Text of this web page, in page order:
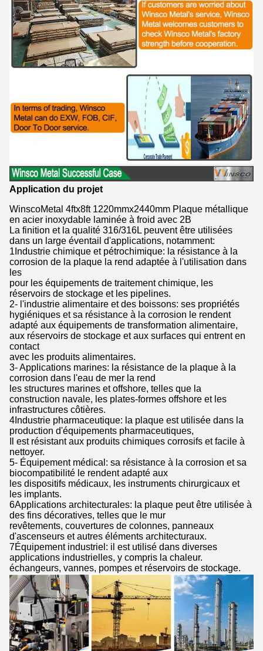
Application du projet
WinscoMetal 4ftx8ft 1220mmx2440mm Plaque métallique
en acier inoxydable laminée à froid avec 2B
La finition et la qualité 316/316L peuvent être utilisées
dans un large éventail d'applications, notamment:
1Industrie chimique et pétrochimique: la résistance à la
corrosion de la plaque la rend adaptée à l'utilisation dans
les
pour les équipements de traitement chimique, les
réservoirs de stockage et les pipelines.
2- l'industrie alimentaire et des boissons: ses propriétés
hygiéniques et sa résistance à la corrosion le rendent
adapté aux équipements de transformation alimentaire,
aux réservoirs de stockage et aux surfaces qui entrent en
contact
avec les produits alimentaires.
3- Applications marines: la résistance de la plaque à la
corrosion dans l'eau de mer la rend
les structures marines et offshore, telles que la
construction navale, les plates-formes offshore et les
infrastructures côtières.
4Industrie pharmaceutique: la plaque est utilisée dans la
production d'équipements pharmaceutiques,
Il est résistant aux produits chimiques corrosifs et facile à
nettoyer.
5- Équipement médical: sa résistance à la corrosion et sa
biocompatibilité le rendent adapté aux
les dispositifs médicaux, les instruments chirurgicaux et
les implants.
6Applications architecturales: la plaque peut être utilisée à
des fins décoratives, telles que le mur
revêtements, couvertures de colonnes, panneaux
d'ascenseurs et autres éléments architecturaux.
7Équipement industriel: il est utilisé dans diverses
applications industrielles, y compris la chaleur.
échangeurs, vannes, pompes et réservoirs de stockage.